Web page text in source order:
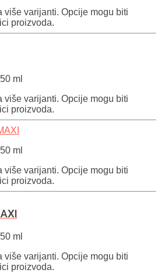
više varijanti. Opcije mogu biti
proizvoda.
ml
više varijanti. Opcije mogu biti
proizvoda.
ml
više varijanti. Opcije mogu biti
proizvoda.
ml
više varijanti. Opcije mogu biti
proizvoda.